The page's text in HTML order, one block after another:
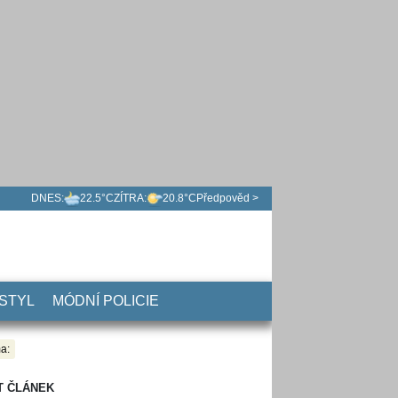
DNES: 22.5°CZÍTRA: 20.8°C Předpověd >
MÓDNÍ POLICIE
ČLÁNEK